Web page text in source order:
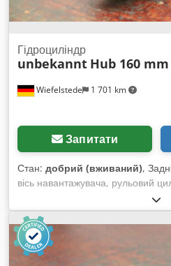
Wiefelstede 1 701 km
Гідроциліндр
unbekannt Hub 160 mm
Запитати
Стан: добрий (вживаний),
вісь навантажувача, рульовий
циліндр, опорний циліндр,
шток, циліндр з тягами -
тягами, хід 160 мм - Поршень:
310 мм - Вага: 8 кг Chsdpjv